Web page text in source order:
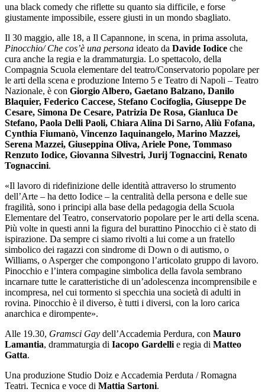
una black comedy che riflette su quanto sia difficile, e forse
giustamente impossibile, essere giusti in un mondo sbagliato.
Il 30 maggio, alle 18, a Il Capannone, in scena, in prima assoluta,
Pinocchio/ Che cos’è una persona ideato da Davide Iodice che
cura anche la regia e la drammaturgia. Lo spettacolo, della
Compagnia Scuola elementare del teatro/Conservatorio popolare per
le arti della scena e produzione Interno 5 e Teatro di Napoli – Teatro
Nazionale, è con Giorgio Albero, Gaetano Balzano, Danilo
Blaquier, Federico Caccese, Stefano Cocifoglia, Giuseppe De
Cesare, Simona De Cesare, Patrizia De Rosa, Gianluca De
Stefano, Paola Delli Paoli, Chiara Alina Di Sarno, Aliù Fofana,
Cynthia Fiumanò, Vincenzo Iaquinangelo, Marino Mazzei,
Serena Mazzei, Giuseppina Oliva, Ariele Pone, Tommaso
Renzuto Iodice, Giovanna Silvestri, Jurij Tognaccini, Renato
Tognaccini.
«Il lavoro di ridefinizione delle identità attraverso lo strumento
dell’Arte – ha detto Iodice – la centralità della persona e delle sue
fragilità, sono i principi alla base della pedagogia della Scuola
Elementare del Teatro, conservatorio popolare per le arti della scena.
Più volte in questi anni la figura del burattino Pinocchio ci è stato di
ispirazione. Da sempre ci siamo rivolti a lui come a un fratello
simbolico dei ragazzi con sindrome di Down o di autismo, o
Williams, o Asperger che compongono l’articolato gruppo di lavoro.
Pinocchio e l’intera compagine simbolica della favola sembrano
incarnare tutte le caratteristiche di un’adolescenza incomprensibile e
incompresa, nel cui tormento si specchia una società di adulti in
rovina. Pinocchio è il diverso, è tutti i diversi, con la loro carica
anarchica e dirompente».
Alle 19.30, Gramsci Gay dell’Accademia Perdura, con Mauro
Lamantia, drammaturgia di Iacopo Gardellie regia di Matteo
Gatta.
Una produzione Studio Doiz e Accademia Perduta / Romagna
Teatri. Tecnica e voce di Mattia Sartoni.